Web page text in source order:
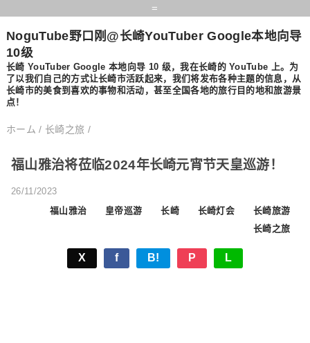
=
NoguTube野口刚@长崎YouTuber Google本地向导
10级
长崎 YouTuber Google 本地向导 10 级，我在长崎的 YouTube 上。为
了以我们自己的方式让长崎市活跃起来，我们将发布各种主题的信息，从
长崎市的美食到喜欢的事物和活动，甚至全国各地的旅行目的地和旅游景
点！
ホーム / 长崎之旅 /
福山雅治将莅临2024年长崎元宵节天皇巡游！
26/11/2023
福山雅治
皇帝巡游 长崎 长崎灯会
长崎旅游
长崎之旅
X f B! P L